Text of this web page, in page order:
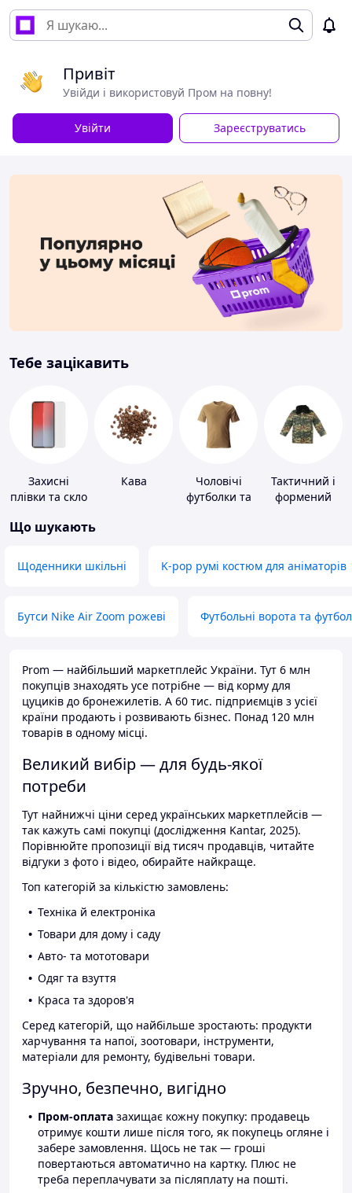
Привіт
Увійди і використовуй Пром на повну!
Увійти Зареєструватись
Тебе зацікавить
Захисні
плівки та скло
портативних
Кава
Чоловічі
футболки та
Тактичний і
формений
Що шукають
Щоденники шкільні K-pop румі костюм для аніматорів
Бутси Nike Air Zoom рожеві Футбольні ворота та
Prom — найбільший маркетплейс України. Тут 6 млн
покупців знаходять усе потрібне — від корму для
цуциків до бронежилетів. А 60 тис. підприємців з усієї
країни продають і розвивають бізнес. Понад 120 млн
товарів в одному місці.
Великий вибір — для будь-якої
потреби
Тут найнижчі ціни серед українських маркетплейсів —
так кажуть самі покупці (дослідження Kantar, 2025).
Порівнюйте пропозиції від тисяч продавців, читайте
відгуки з фото і відео, обирайте найкраще.
Топ категорій за кількістю замовлень:
Техніка й електроніка
Товари для дому і саду
Авто- та мототовари
Одяг та взуття
Краса та здоров'я
Серед категорій, що найбільше зростають: продукти
харчування та напої, зоотовари, інструменти,
матеріали для ремонту, будівельні товари.
Зручно, безпечно, вигідно
Пром-оплата захищає кожну покупку: продавець
отримує кошти лише після того, як покупець огляне і
забере замовлення. Щось не так — гроші
повертаються автоматично на картку. Плюс не
треба переплачувати за післяплату на пошті.